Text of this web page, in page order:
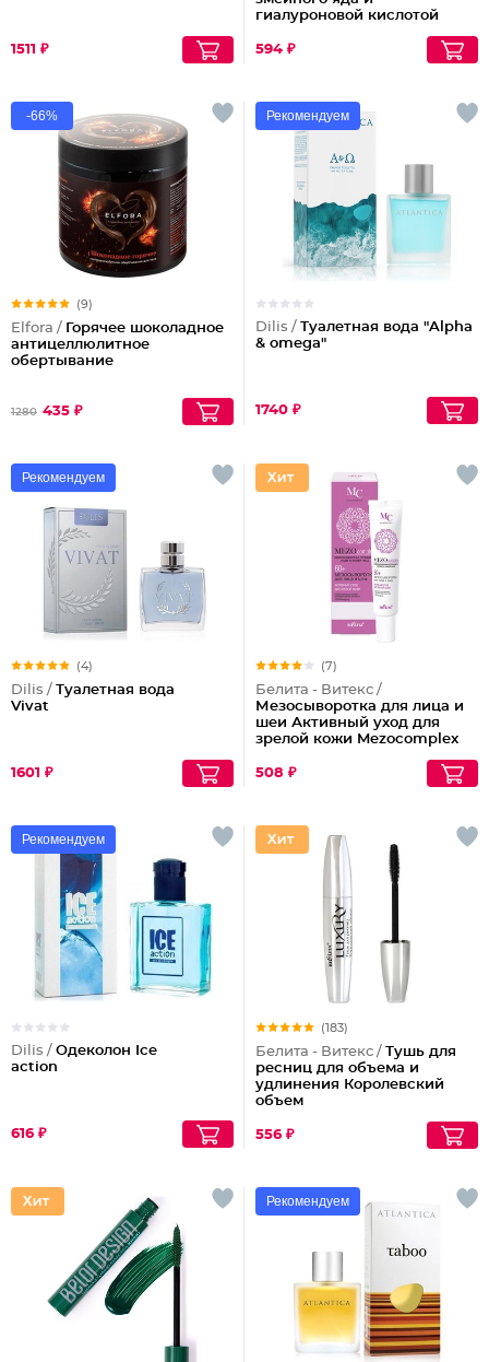
1511 ₽
гиалуроновой кислотой
594 ₽
-66%
(9)
Elfora / Горячее шоколадное
антицеллюлитное
обертывание
1280 435 ₽
Рекомендуем
Dilis / Туалетная вода "Alpha
& omega"
1740 ₽
Рекомендуем
(4)
Dilis / Туалетная вода
Vivat
1601 ₽
(7)
Белита - Витекс /
Мезосыворотка для лица и
шеи Активный уход для
зрелой кожи Mezocomplex
508 ₽
Рекомендуем
Dilis / Одеколон Ice
action
616 ₽
(183)
Белита - Витекс / Тушь для
ресниц для объема и
удлинения Королевский
объем
556 ₽
Рекомендуем